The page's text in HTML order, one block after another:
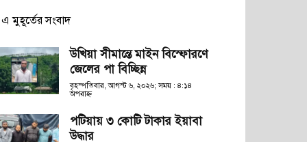
এ মুহূর্তের সংবাদ
উখিয়া সীমান্তে মাইন বিস্ফোরণে
জেলের পা বিচ্ছিন্ন
বৃহস্পতিবার, আগস্ট ৬, ২০২৬; সময় : ৪:১৪
অপরাহ্ণ
পটিয়ায় ৩ কোটি টাকার ইয়াবা
উদ্ধার